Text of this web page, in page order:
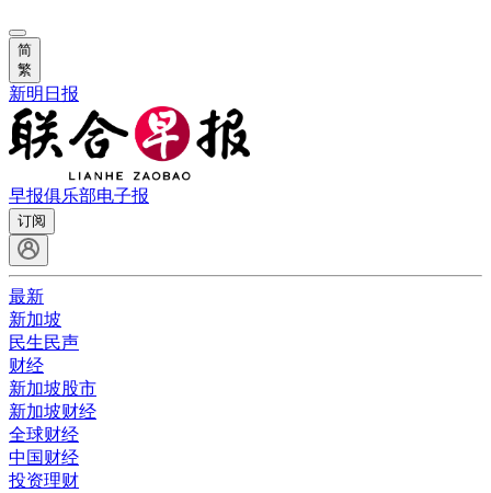
简
繁
新明日报
早报俱乐部电子报
订阅
最新
新加坡
民生民声
财经
新加坡股市
新加坡财经
全球财经
中国财经
投资理财